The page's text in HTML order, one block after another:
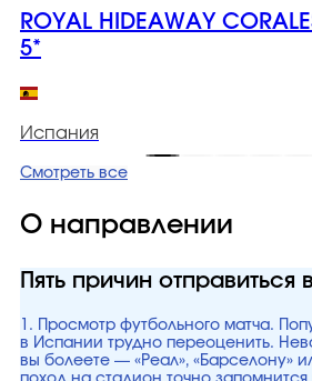
ROYAL HIDEAWAY
5*
Испания
Смотреть все
О направлении
Пять причин
1. Просмотр футбольного матча.
в Испании трудно переоценить.
вы болеете — «Реал», «Барселону»